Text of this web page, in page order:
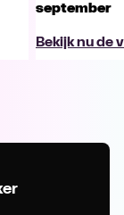
september
Bekijk nu de